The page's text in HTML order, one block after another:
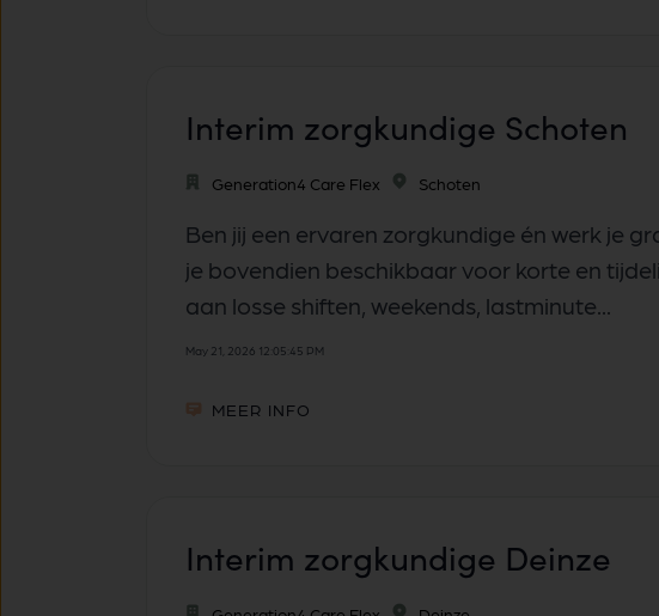
Interim zorgkundige Schoten
Generation4 Care Flex Schoten
Ben jij een ervaren zorgkundige én werk je
je bovendien beschikbaar voor korte en
aan losse shiften, weekends, lastminute...
May 21, 2026 12:05:45 PM
MEER INFO
Interim zorgkundige Deinze